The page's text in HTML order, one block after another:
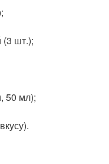
шт.);
50 мл);